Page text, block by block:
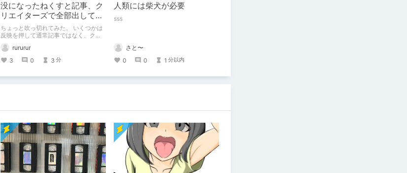
没になったねくすと記事、ク
リエイターズで全部出してみ
ます。
ちょっと吹っ切れてみた。 いくつかは
反映を押して通常記事ではなく、クリ
エイター記事として出してみようかな
と。 rururur
3
0 3 分
人類には柴犬が必要
sss
さと〜
0
0 1 分以内